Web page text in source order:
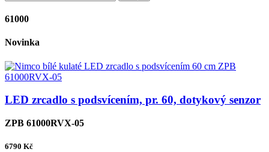
61000
Novinka
LED zrcadlo s podsvícením, pr. 60, dotykový senzor
ZPB 61000RVX-05
6790 Kč